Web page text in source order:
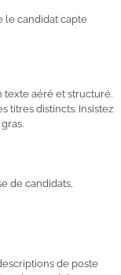
le candidat capte
texte aéré et structuré.
titres distincts. Insistez
de candidats,
de poste